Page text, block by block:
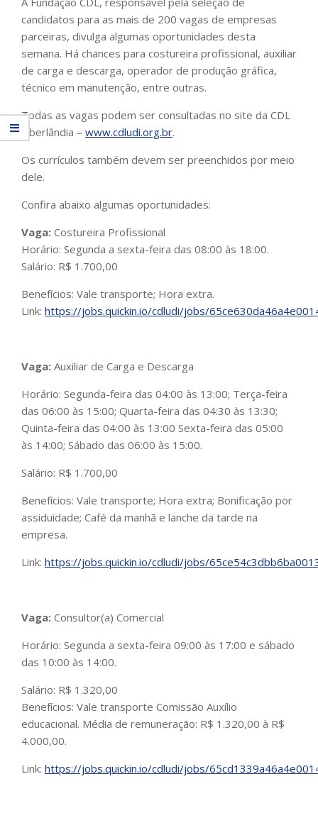
candidatos para as mais de 200 vagas de empresas
parceiras, divulga algumas oportunidades desta
semana. Há chances para costureira profissional, auxiliar
de carga e descarga, operador de produção gráfica,
técnico em manutenção, entre outras.
Todas as vagas podem ser consultadas no site da CDL
Uberlândia – www.cdludi.org.br.
Os currículos também devem ser preenchidos por meio
dele.
Confira abaixo algumas oportunidades:
Vaga: Costureira Profissional
Horário: Segunda a sexta-feira das 08:00 às 18:00.
Salário: R$ 1.700,00
Benefícios: Vale transporte; Hora extra.
Link: https://jobs.quickin.io/cdludi/jobs/
Vaga: Auxiliar de Carga e Descarga
Horário: Segunda-feira das 04:00 às 13:00; Terça-feira
das 06:00 às 15:00; Quarta-feira das 04:30 às 13:30;
Quinta-feira das 04:00 às 13:00 Sexta-feira das 05:00
às 14:00; Sábado das 06:00 às 15:00.
Salário: R$ 1.700,00
Benefícios: Vale transporte; Hora extra; Bonificação por
assiduidade; Café da manhã e lanche da tarde na
empresa.
Link: https://jobs.quickin.io/cdludi/jobs/
Vaga: Consultor(a) Comercial
Horário: Segunda a sexta-feira 09:00 às 17:00 e sábado
das 10:00 às 14:00.
Salário: R$ 1.320,00
Benefícios: Vale transporte Comissão Auxílio
educacional. Média de remuneração: R$ 1.320,00 à R$
4.000,00.
Link: https://jobs.quickin.io/cdludi/jobs/